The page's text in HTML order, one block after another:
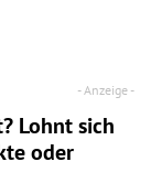
Lohnt sich
oder